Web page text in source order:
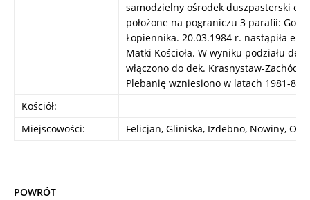
samodzielny ośrodek duszpasterski
położone na pograniczu 3 parafii:
Łopiennika. 20.03.1984 r. nastąpiła
Matki Kościoła. W wyniku podziału
włączono do dek. Krasnystaw-Zachód.
Plebanię wzniesiono w latach 1981-83.
Kościół:
Miejscowości:
Felicjan, Gliniska, Izdebno, Nowiny,
POWRÓT